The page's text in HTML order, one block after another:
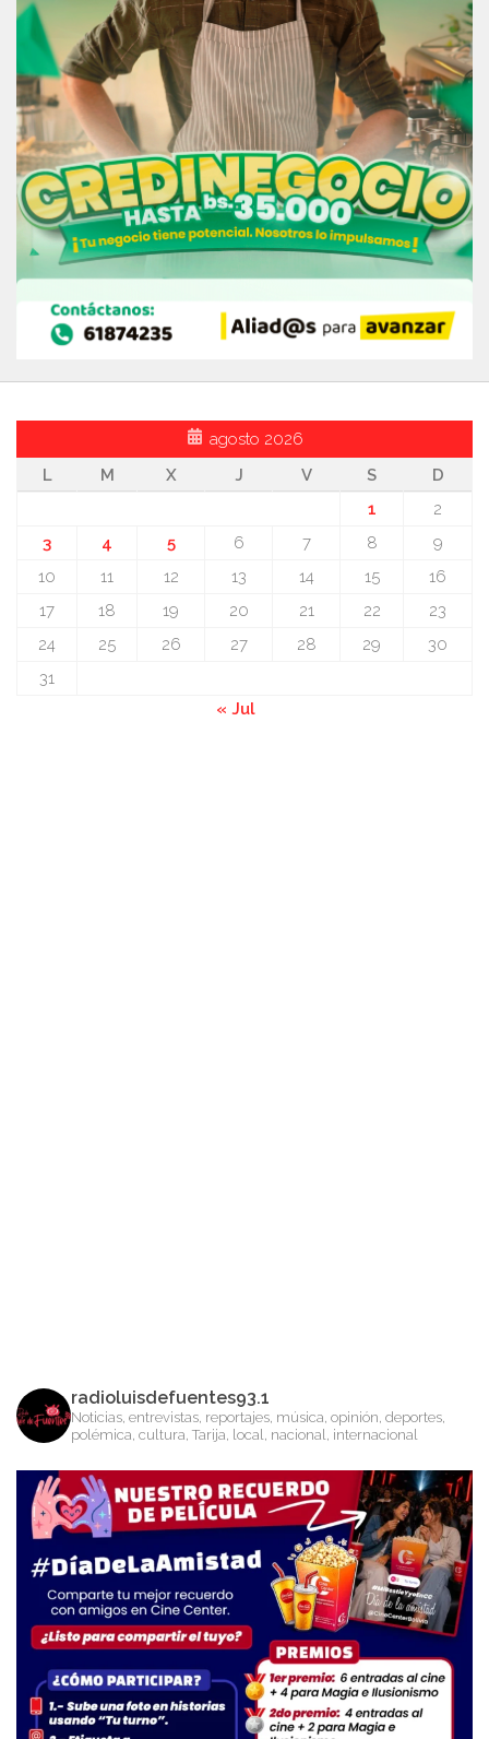
agosto 2026
L
M X J V S
D
1
2
3
4 5 6 7 8
9
10
11 12 13 14 15
16
17
18 19 20 21 22
23
24
25 26 27 28 29
30
31
« Jul
radioluisdefuentes93.1
Noticias, entrevistas, reportajes, música, opinión, deportes,
polémica, cultura, Tarija, local, nacional, internacional